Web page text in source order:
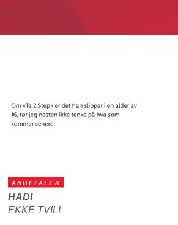
ANBEFALER
HADI
EKKE TVIL!